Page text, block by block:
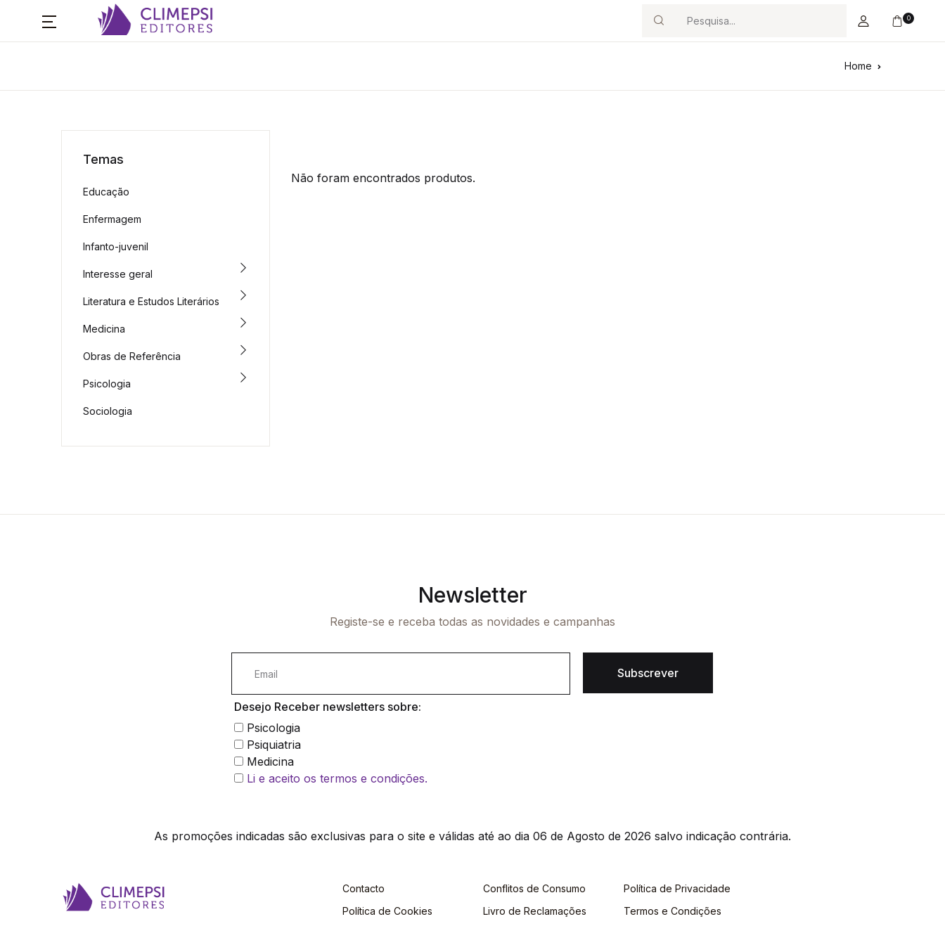
Search
0
Home
Não foram encontrados produtos.
Temas
Educação
Enfermagem
Infanto-juvenil
Interesse geral
Literatura e Estudos Literários
Medicina
Obras de Referência
Psicologia
Sociologia
Newsletter
Registe-se e receba todas as novidades e campanhas
Subscrever
Desejo Receber newsletters sobre:
Psicologia
Psiquiatria
Medicina
Li e aceito os termos e condições.
As promoções indicadas são exclusivas para o site e válidas até ao dia 06 de Agosto de 2026 salvo indicação contrária.
Contacto
Política de Cookies
Conflitos de Consumo
Livro de Reclamações
Política de Privacidade
Termos e Condições